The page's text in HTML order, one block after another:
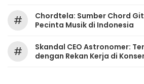
#
Chordtela: Sumber Chord
Pecinta Musik di Indonesia
#
Skandal CEO Astronomer:
dengan Rekan Kerja di